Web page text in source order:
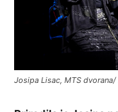
Josipa Lisac, MTS dvorana/